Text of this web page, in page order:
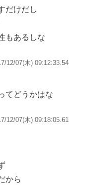
だけだし
もあるしな
12/07(木) 09:12:33.54
てどうかはな
12/07(木) 09:18:05.61
から